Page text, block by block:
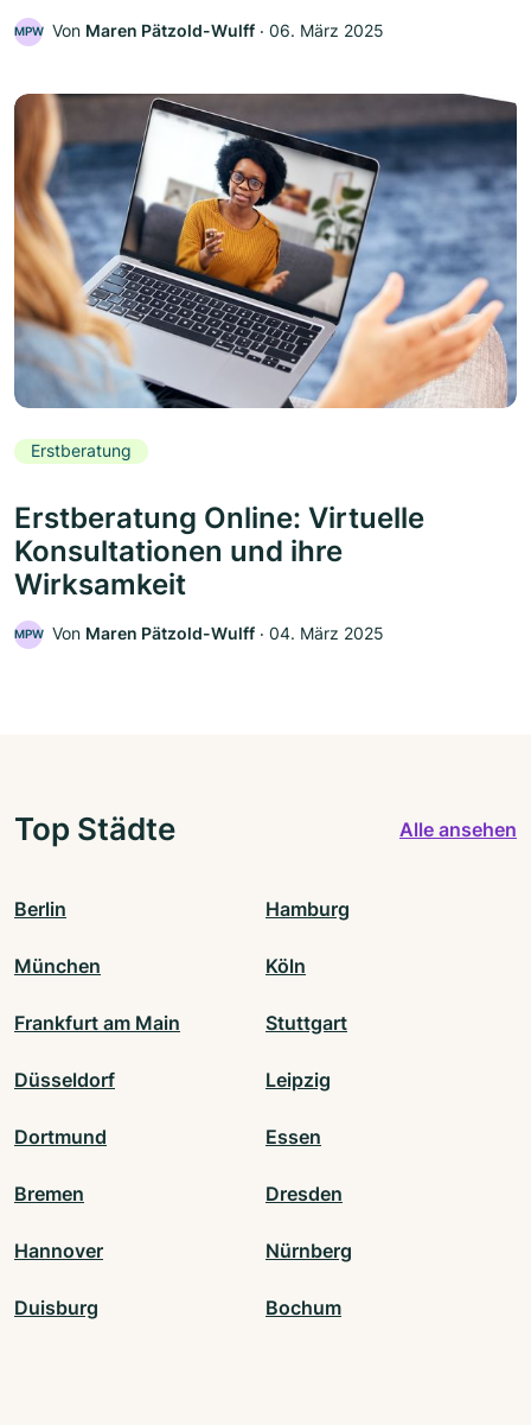
MPW Von Maren Pätzold-Wulff ‧ 06. März 2025
Erstberatung
Erstberatung Online: Virtuelle
Konsultationen und ihre
Wirksamkeit
MPW Von Maren Pätzold-Wulff ‧ 04. März 2025
Top Städte Alle ansehen
Berlin Hamburg
München Köln
Frankfurt am Main Stuttgart
Düsseldorf Leipzig
Dortmund Essen
Bremen Dresden
Hannover Nürnberg
Duisburg Bochum